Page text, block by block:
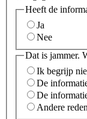
Heeft de
Ja
Nee
Dat is jammer.
Ik begrijp
De
De
Andere reden